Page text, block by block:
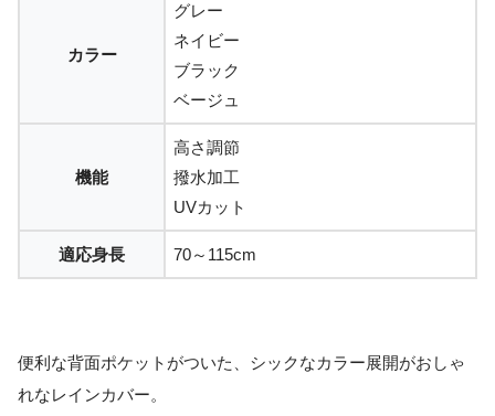
カラー
グレー
ネイビー
ブラック
ベージュ
機能
高さ調節
撥水加工
UVカット
適応身長 70～115cm
便利な背面ポケットがついた、シックなカラー展開がおしゃ
れなレインカバー。